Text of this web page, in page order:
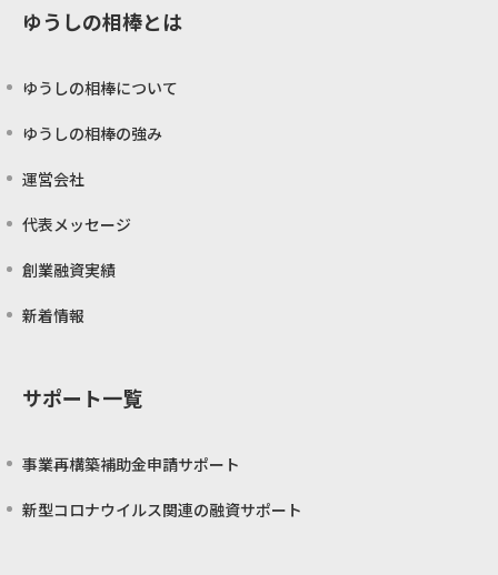
ゆうしの相棒とは
ゆうしの相棒について
ゆうしの相棒の強み
運営会社
代表メッセージ
創業融資実績
新着情報
サポート一覧
事業再構築補助金申請サポート
新型コロナウイルス関連の融資サポート